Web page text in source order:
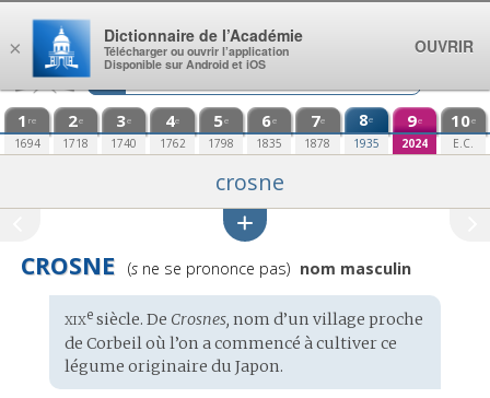
Aller au contenu
1 re
1694
2e
1718
3e
1740
4e
1762
5e
1798
6e
1835
7e
1878
8e
1935
9e
2024
10e
E.C.
crosne
CROSNE
Prononciation
(sne se prononce pas) nom masculin
Étymologie
:
xixesiècle. De Crosnes, nom d’un village proche
de Corbeil où l’on a commencé à cultiver ce
légume originaire du Japon.
×
Dictionnaire de l’Académie
Télécharger ou ouvrir l’application
Disponible sur Android et iOS
OUVRIR